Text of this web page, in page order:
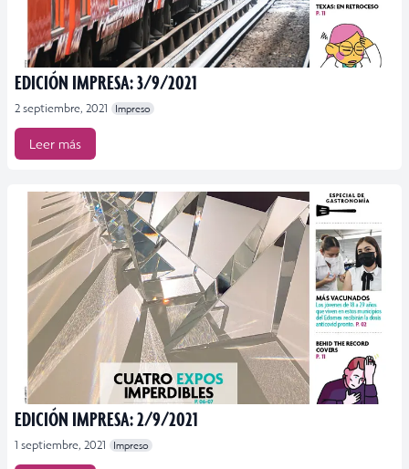
EDICIÓN IMPRESA: 3/9/2021
2 septiembre, 2021 Impreso
Leer más
EDICIÓN IMPRESA: 2/9/2021
1 septiembre, 2021 Impreso